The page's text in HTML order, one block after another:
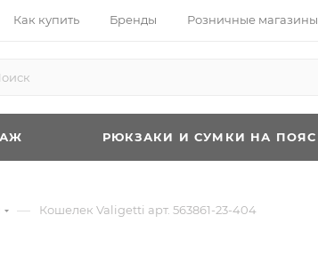
Как купить Бренды Розничные магазины
РЮКЗАКИ И СУМКИ НА ПОЯС
— Кошелек Valigetti арт. 563861-23-404